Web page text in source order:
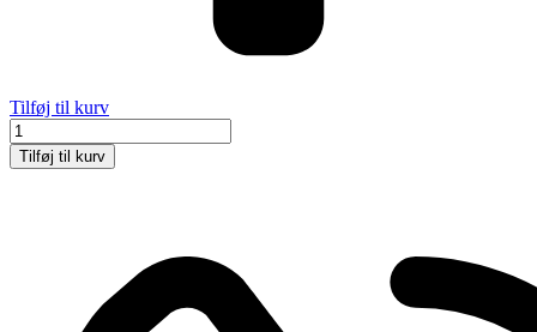
Tilføj til kurv
Varm
frikadelle
sandwich
Tilføj til kurv